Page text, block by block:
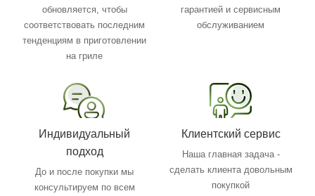
обновляется, чтобы
соответствовать последним
тенденциям в приготовлении
на гриле
гарантией и сервисным
обслуживанием
Индивидуальный
подход
До и после покупки мы
консультируем по всем
Клиентский сервис
Наша главная задача -
сделать клиента довольным
покупкой